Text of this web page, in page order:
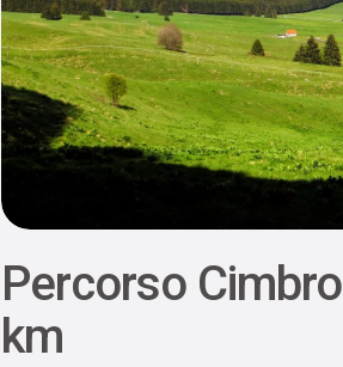
Percorso
km